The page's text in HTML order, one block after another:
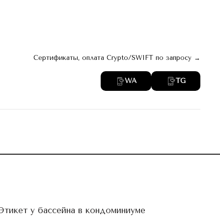
Сертификаты, оплата Crypto/SWIFT по запросу →
WA TG
у бассейна в кондоминиуме